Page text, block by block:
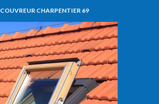
COUVREUR CHARPENTIER 69